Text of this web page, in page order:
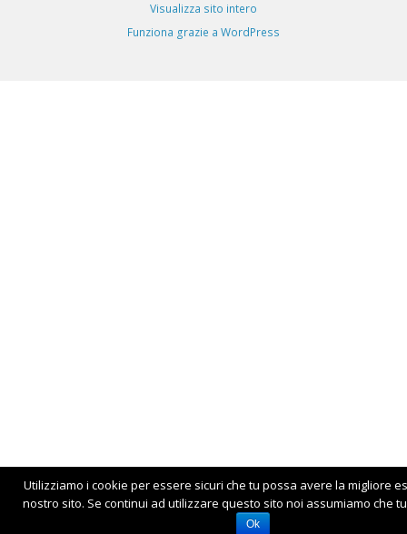
Visualizza sito intero
Funziona grazie a WordPress
Utilizziamo i cookie per essere sicuri che tu possa avere la migliore
nostro sito. Se continui ad utilizzare questo sito noi assumiamo che
Ok